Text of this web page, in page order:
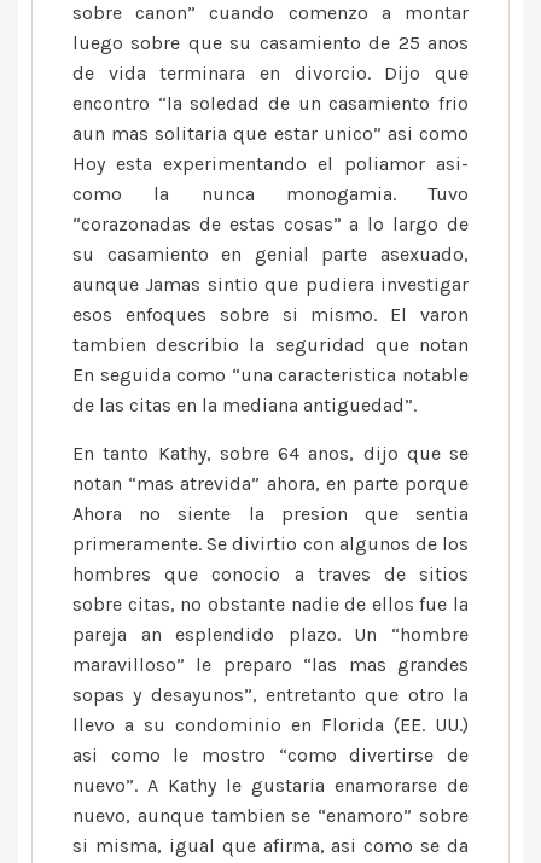
sobre canon” cuando comenzo a montar
luego sobre que su casamiento de 25 anos
de vida terminara en divorcio. Dijo que
encontro “la soledad de un casamiento frio
aun mas solitaria que estar unico” asi­ como
Hoy esta experimentando el poliamor asi­
como la nunca monogamia. Tuvo
“corazonadas de estas cosas” a lo largo de
su casamiento en genial parte asexuado,
aunque Jamas sintio que pudiera investigar
esos enfoques sobre si mismo. El varon
tambien describio la seguridad que notan
En seguida como “una caracteristica notable
de las citas en la mediana antiguedad”.
En tanto Kathy, sobre 64 anos, dijo que se
notan “mas atrevida” ahora, en parte porque
Ahora no siente la presion que sentia
primeramente. Se divirtio con algunos de los
hombres que conocio a traves de sitios
sobre citas, no obstante nadie de ellos fue la
pareja an esplendido plazo. Un “hombre
maravilloso” le preparo “las mas grandes
sopas y desayunos”, entretanto que otro la
llevo a su condominio en Florida (EE. UU.)
asi­ como le mostro “como divertirse de
nuevo”. A Kathy le gustaria enamorarse de
nuevo, aunque tambien se “enamoro” sobre
si misma, igual que afirma, asi­ como se da